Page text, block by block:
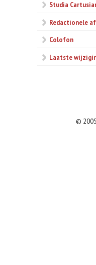
Studia
Redactionele
Colofon
Laatste
©